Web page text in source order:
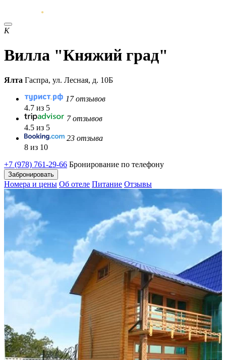
К
Вилла "Княжий град"
Ялта Гаспра, ул. Лесная, д. 10Б
17 отзывов
4.7 из 5
7 отзывов
4.5 из 5
23 отзыва
8 из 10
+7 (978) 761-29-66 Бронирование по телефону
Забронировать
Номера и цены Об отеле Питание Отзывы